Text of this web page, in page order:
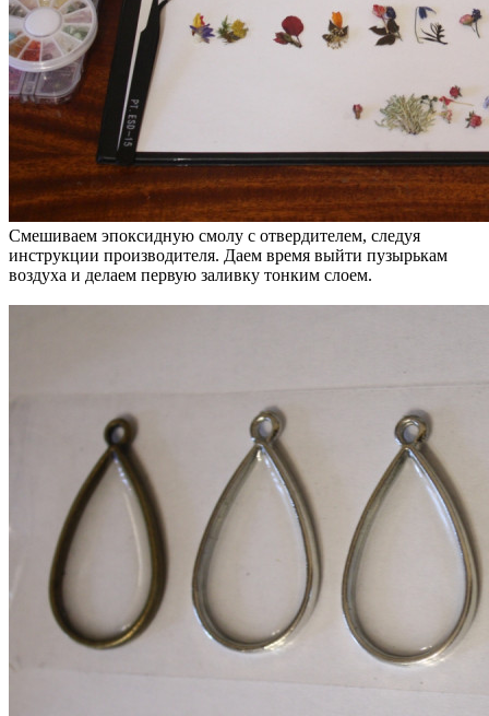
Смешиваем эпоксидную смолу с отвердителем, следуя
инструкции производителя. Даем время выйти пузырькам
воздуха и делаем первую заливку тонким слоем.